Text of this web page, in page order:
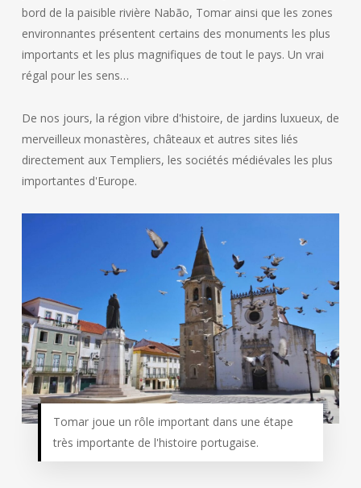
bord de la paisible rivière Nabão, Tomar ainsi que les zones
environnantes présentent certains des monuments les plus
importants et les plus magnifiques de tout le pays. Un vrai
régal pour les sens…
De nos jours, la région vibre d'histoire, de jardins luxueux, de
merveilleux monastères, châteaux et autres sites liés
directement aux Templiers, les sociétés médiévales les plus
importantes d'Europe.
Tomar joue un rôle important dans une étape
très importante de l'histoire portugaise.